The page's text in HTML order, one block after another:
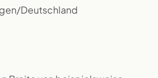
Deutschland